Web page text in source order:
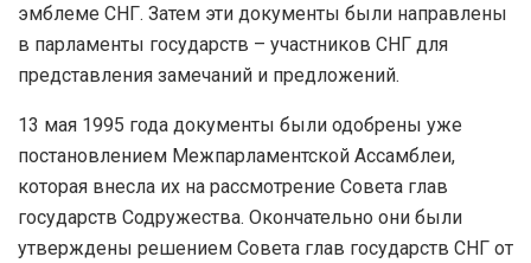
эмблеме СНГ. Затем эти документы были направлены
в парламенты государств – участников СНГ для
представления замечаний и предложений.
13 мая 1995 года документы были одобрены уже
постановлением Межпарламентской Ассамблеи,
которая внесла их на рассмотрение Совета глав
государств Содружества. Окончательно они были
утверждены решением Совета глав государств СНГ от